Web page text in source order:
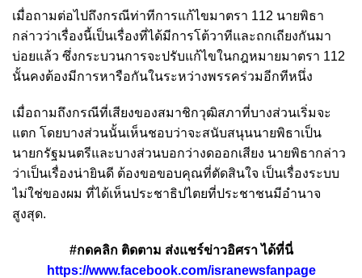
เมื่อถามต่อไปถึงกรณีท่าทีการแก้ไขมาตรา 112 นายพิธา
กล่าวว่าเรื่องนี้เป็นเรื่องที่ได้มีการโต้วาทีและถกเถียงกันมา
บ่อยแล้ว ซึ่งกระบวนการจะปรับแก้ไขในกฎหมายมาตรา 112
นั้นคงต้องมีการหารือกันในระหว่างพรรคร่วมอีกทีหนึ่ง
เมื่อถามถึงกรณีที่เสียงของสมาชิกวุฒิสภาที่บางส่วนเริ่มจะ
แตก โดยบางส่วนนั้นเห็นชอบว่าจะสนับสนุนนายพิธาเป็น
นายกรัฐมนตรีและบางส่วนบอกว่างดออกเสียง นายพิธากล่าว
ว่าเป็นเรื่องน่ายินดี ต้องขอขอบคุณที่ตัดสินใจ เป็นเรื่องระบบ
ไม่ใช่ของผม ที่ได้เห็นประชาธิปไตยที่ประชาชนมีอำนาจ
สูงสุด.
#กดคลิก ติดตาม ส่งแชร์ข่าวอิศรา ได้ที่นี่
https://www.facebook.com/isranewsfanpage